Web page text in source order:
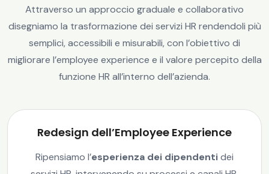
Attraverso un approccio graduale e collaborativo
disegniamo la trasformazione dei servizi HR rendendoli più
semplici, accessibili e misurabili, con l’obiettivo di
migliorare l’employee experience e il valore percepito della
funzione HR all’interno dell’azienda.
Redesign dell’Employee Experience
Ripensiamo l’esperienza dei dipendentidei